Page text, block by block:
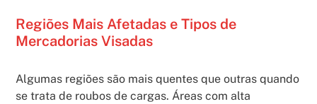
Regiões Mais Afetadas e Tipos de
Mercadorias Visadas
Algumas regiões são mais quentes que outras quando
se trata de roubos de cargas. Áreas com alta